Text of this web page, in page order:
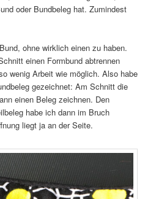
oder Bundbeleg hat. Zumindest
ohne wirklich einen zu haben.
einen Formbund abtrennen
wenig Arbeit wie möglich. Also habe
gezeichnet: Am Schnitt die
einen Beleg zeichnen. Den
habe ich dann im Bruch
liegt ja an der Seite.